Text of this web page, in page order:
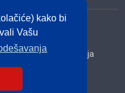
kako bi
Vašu
privatnosti -
Makedonija
Slovenija